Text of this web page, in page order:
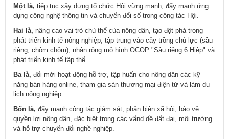
Một là, tiếp tục xây dựng tổ chức Hội vững mạnh, đẩy mạnh ứng
dụng công nghệ thông tin và chuyển đổi số trong công tác Hội.
Hai là, nâng cao vai trò chủ thể của nông dân, tạo đột phá trong
phát triển kinh tế nông nghiệp, tập trung vào cây trồng chủ lực (sầu
riêng, chôm chôm), nhân rộng mô hình OCOP "Sầu riêng 6 Hiệp" và
phát triển kinh tế tập thể.
Ba là, đổi mới hoạt động hỗ trợ, tập huấn cho nông dân các kỹ
năng bán hàng online, tham gia sàn thương mại điện tử và làm du
lịch nông nghiệp.
Bốn là, đẩy mạnh công tác giám sát, phản biện xã hội, bảo vệ
quyền lợi nông dân, đặc biệt trong các vấnd dề đất đai, môi trường
và hỗ trợ chuyển đổi nghề nghiệp.